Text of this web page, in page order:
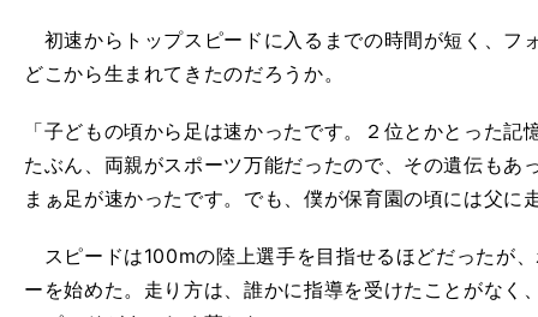
初速からトップスピードに入るまでの時間が短く、フ
どこから生まれてきたのだろうか。
「子どもの頃から足は速かったです。２位とかとった
たぶん、両親がスポーツ万能だったので、その遺伝もあ
まぁ足が速かったです。でも、僕が保育園の頃には父に
スピードは100mの陸上選手を目指せるほどだったが
ーを始めた。走り方は、誰かに指導を受けたことがなく